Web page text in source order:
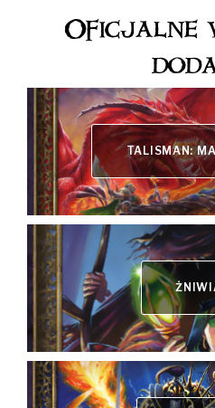
Oficjalne
TALISMAN: